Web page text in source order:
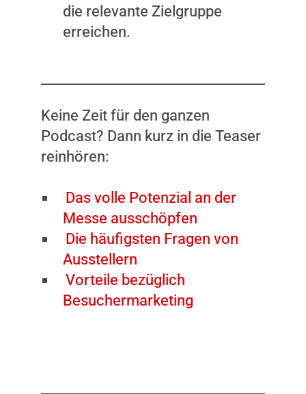
die relevante Zielgruppe
erreichen.
Keine Zeit für den ganzen
Podcast? Dann kurz in die Teaser
reinhören:
Das volle Potenzial an der
Messe ausschöpfen
Die häufigsten Fragen von
Ausstellern
Vorteile bezüglich
Besuchermarketing